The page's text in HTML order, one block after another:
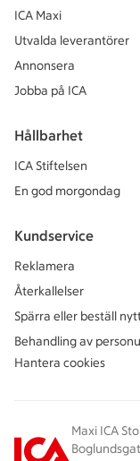
ICA Maxi
Utvalda leverantörer
Annonsera
Jobba på ICA
Hållbarhet
ICA Stiftelsen
En god morgondag
Kundservice
Reklamera
Återkallelser
Spärra eller beställ
Behandling av
Hantera cookies
Maxi ICA